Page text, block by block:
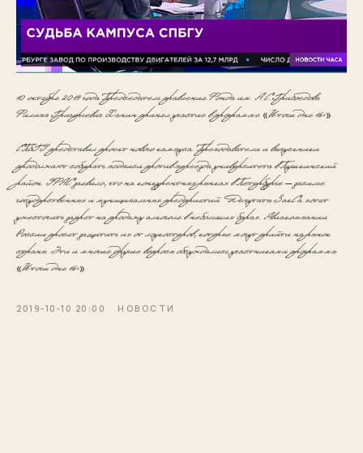
10 октября 2019 года Председатель правления Фонда им. А.С.Грибоедова
Филипп Григорьевич Ханин принял участие в программе «Итоги дня 16+».
СПбГУ представил проект нового кампуса. Преподаватели и выпускники
продолжают собирать подписи против переезда университета в Пушкинский
район. УФАС заявило, что на конкурентных рынках в Петербурге – засилье
государственных и муниципальных предприятий. Депутаты ЗакСа хотят
ужесточить запрет на продажу алкоголя в небольших барах. Авиакомпании
России просят защитить их от лоукостеров, которые могут прийти на рынок
страны. Эти и многие другие вопросы обсуждались участниками программы
«Итоги дня 16+».
2019-10-10 20:00 НОВОСТИ